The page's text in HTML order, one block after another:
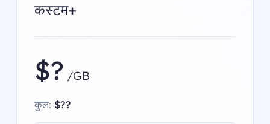
कस्टम+
$? /GB
कुल: $??